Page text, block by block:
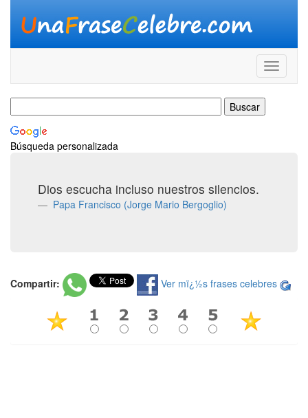
Búsqueda personalizada
Dios escucha incluso nuestros silencios.
Papa Francisco (Jorge Mario Bergoglio)
Compartir: Ver mï¿½s frases celebres